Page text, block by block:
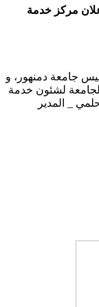
مركز خدمة
تحت رعاية الأستاذ الدكتور / إلهامي ترابيس ـ رئيس جامعة دمنهور، و
الجامعة لشئون خدمة
_ المدير